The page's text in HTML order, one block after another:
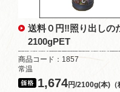
送料０円‼照り出し
2100gPET
商品コード：1857
常温
1,674円/2100g(本)（